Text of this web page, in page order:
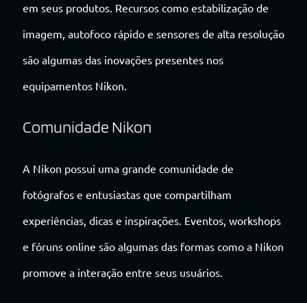
em seus produtos. Recursos como estabilização de
imagem, autofoco rápido e sensores de alta resolução
são algumas das inovações presentes nos
equipamentos Nikon.
Comunidade Nikon
A Nikon possui uma grande comunidade de
fotógrafos e entusiastas que compartilham
experiências, dicas e inspirações. Eventos, workshops
e fóruns online são algumas das formas como a Nikon
promove a interação entre seus usuários.